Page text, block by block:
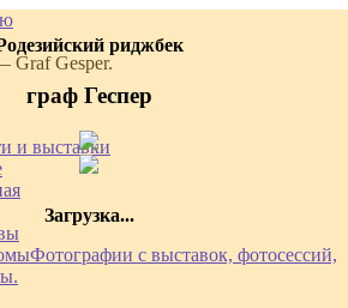
риджбек
граф Геспер
Загрузка...
Graf Gesper.
и выставки
Фотографии с выставок, фотосессий,